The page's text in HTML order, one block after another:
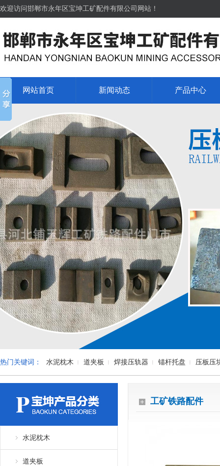
欢迎访问邯郸市永年区宝坤工矿配件有限公司网站！
网站首页 新闻动态 产品中心
热门关键词： 水泥枕木 道夹板 焊接压轨器 锚杆托盘 压板压
水泥枕木
道夹板
工矿铁路配件